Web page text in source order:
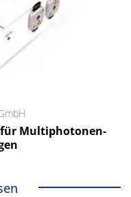
für Multiphotonen-